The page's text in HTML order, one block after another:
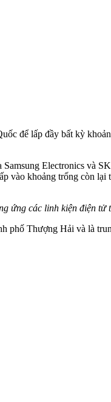
để lấp đầy bất kỳ
Electronics và
khoảng trống còn
ứng các linh kiện điện tử
phố Thượng Hải và là